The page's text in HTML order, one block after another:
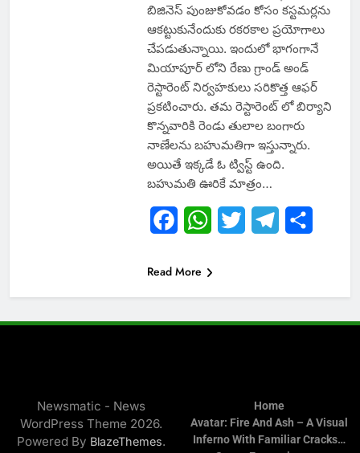
బిజినెస్ పుంజుకోవడం కోసం కస్టమర్లను
ఆకట్టుకునేందుకు రకరకాల ప్రయోగాలు
చేపడుతున్నాయి. ఇందులో భాగంగానే
మియాపూర్ లోని రేణు గ్రాండ్ అండ్
రెస్టారెంట్ నిర్వహకులు సరికొత్త ఆఫర్
ప్రకటించారు. తమ రెస్టారెంట్ లో బిర్యాని
కొన్నవారికి రెండు తులాల బంగారు
నాణేలను బహుమతిగా ఇస్తున్నారు.
అయితే ఇక్కడే ఓ ట్విస్ట్ ఉంది.
బహుమతి ఊరికే మాత్రం…
FacebookWhatsApp
Twitter Telegram
Read More
Newsmatic - News
WordPress Theme 2026.
Powered By BlazeThemes.
Home
Avatar: Fire And Ash – A Visual
Inferno With Familiar Cracks…